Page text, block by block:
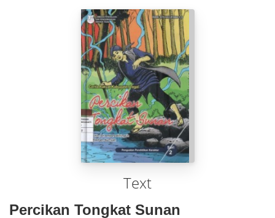
Text
Percikan Tongkat Sunan